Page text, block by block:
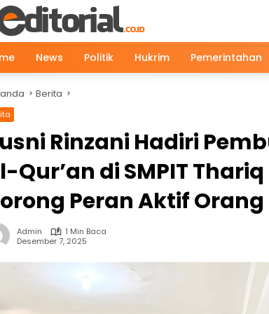
News Politik Hukrim Pemerintahan
Berita
Rinzani Hadiri
Qur’an di SMPIT
Peran Aktif Orang
Admin
1 Min Baca
Desember 7, 2025